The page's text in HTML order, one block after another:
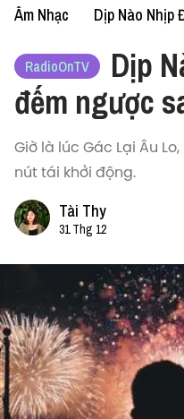
Âm Nhạc Dịp Nào Nhịp
RadioOnTV
Dịp
đếm ngược
Giờ là lúc Gác Lại Âu
nút tái khởi động.
Tài Thy
31 Thg 12